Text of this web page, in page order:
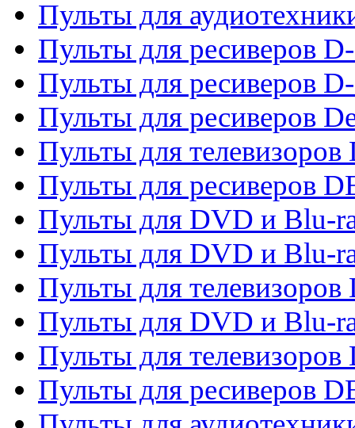
Пульты для
Пульты для ресиверов
Пульты для ресиверов
Пульты для ресиверов
Пульты для телевизоров
Пульты для ресиверов
Пульты для DVD и Blu-
Пульты для DVD и Blu-
Пульты для
Пульты для DVD и Blu-
Пульты для телевизоров
Пульты для ресиверов